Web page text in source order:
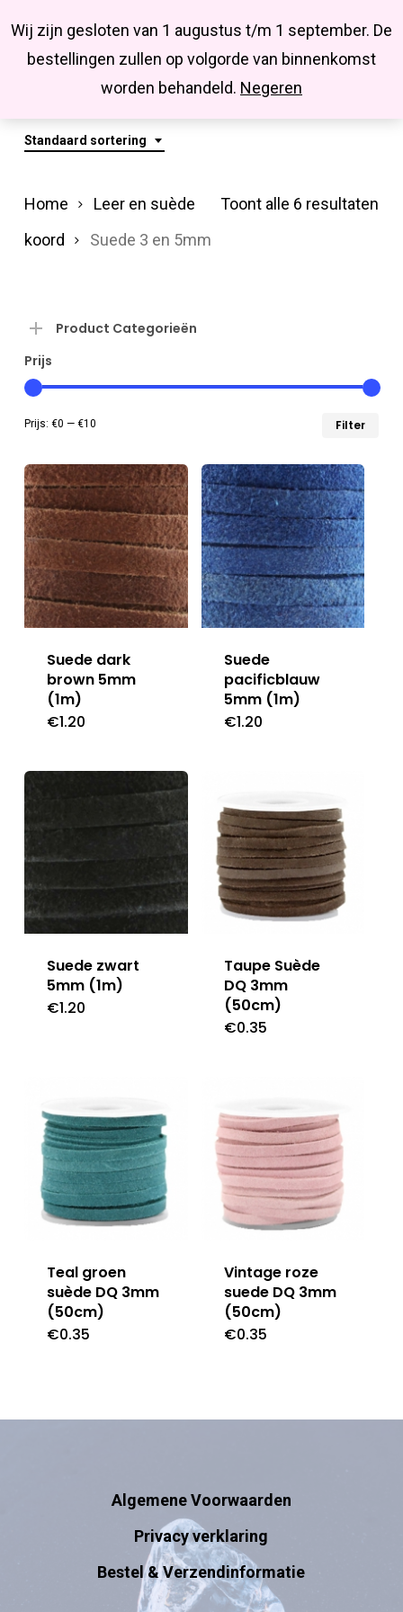
Wij zijn gesloten van 1 augustus t/m 1 september. De
bestellingen zullen op volgorde van binnenkomst
worden behandeld. Negeren
main
Missbluesieraden
searchaccount
Suede 3 En 5mm
Standaard sortering
Toont alle 6 resultaten
Home
Leer en suède
koord
Suede 3 en 5mm
Product Categorieën
Prijs
Filter
Prijs: €0 — €10
Suede dark
brown 5mm
(1m)
€1.20
Suede
pacificblauw
5mm (1m)
€1.20
Suede zwart
5mm (1m)
€1.20
Taupe Suède
DQ 3mm
(50cm)
€0.35
Teal groen
suède DQ 3mm
(50cm)
€0.35
Vintage roze
suede DQ 3mm
(50cm)
€0.35
Algemene Voorwaarden
Privacy verklaring
Bestel & Verzendinformatie
Close